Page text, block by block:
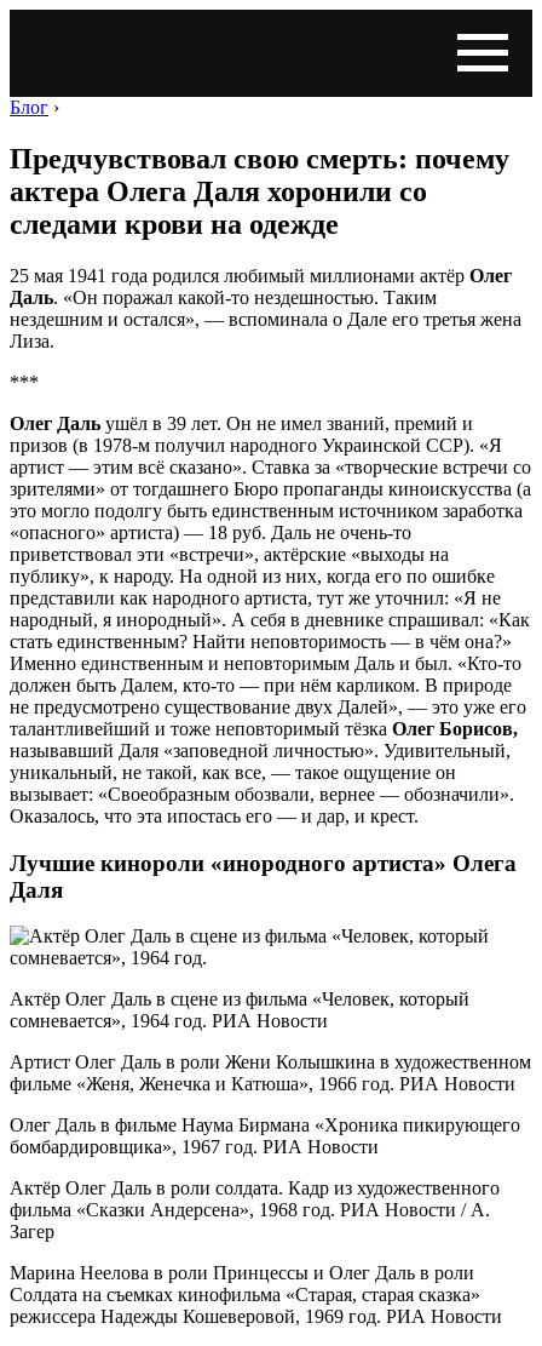
Блог ›
Предчувствовал свою смерть: почему
актера Олега Даля хоронили со
следами крови на одежде
25 мая 1941 года родился любимый миллионами актёр Олег
Даль. «Он поражал какой-то нездешностью. Таким
нездешним и остался», — вспоминала о Дале его третья жена
Лиза.
***
Олег Даль ушёл в 39 лет. Он не имел званий, премий и
призов (в 1978-м получил народного Украинской ССР). «Я
артист — этим всё сказано». Ставка за «творческие встречи со
зрителями» от тогдашнего Бюро пропаганды киноискусства (а
это могло подолгу быть единственным источником заработка
«опасного» артиста) — 18 руб. Даль не очень-то
приветствовал эти «встречи», актёрские «выходы на
публику», к народу. На одной из них, когда его по ошибке
представили как народного артиста, тут же уточнил: «Я не
народный, я инородный». А себя в дневнике спрашивал: «Как
стать единственным? Найти неповторимость — в чём она?»
Именно единственным и неповторимым Даль и был. «Кто-то
должен быть Далем, кто-то — при нём карликом. В природе
не предусмотрено существование двух Далей», — это уже его
талантливейший и тоже неповторимый тёзка Олег Борисов,
называвший Даля «заповедной личностью». Удивительный,
уникальный, не такой, как все, — такое ощущение он
вызывает: «Своеобразным обозвали, вернее — обозначили».
Оказалось, что эта ипостась его — и дар, и крест.
Лучшие кинороли «инородного артиста» Олега
Даля
Актёр Олег Даль в сцене из фильма «Человек, который
сомневается», 1964 год. РИА Новости
Артист Олег Даль в роли Жени Колышкина в художественном
фильме «Женя, Женечка и Катюша», 1966 год. РИА Новости
Олег Даль в фильме Наума Бирмана «Хроника пикирующего
бомбардировщика», 1967 год. РИА Новости
Актёр Олег Даль в роли солдата. Кадр из художественного
фильма «Сказки Андерсена», 1968 год. РИА Новости / А.
Загер
Марина Неелова в роли Принцессы и Олег Даль в роли
Солдата на съемках кинофильма «Старая, старая сказка»
режиссера Надежды Кошеверовой, 1969 год. РИА Новости